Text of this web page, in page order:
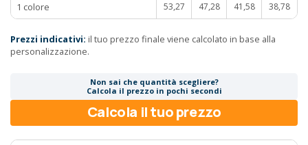
1 colore 53,27 47,28 41,58 38,78
Prezzi indicativi: il tuo prezzo finale viene calcolato in base alla
personalizzazione.
Non sai che quantità scegliere?
Calcola il prezzo in pochi secondi
Calcola il tuo prezzo